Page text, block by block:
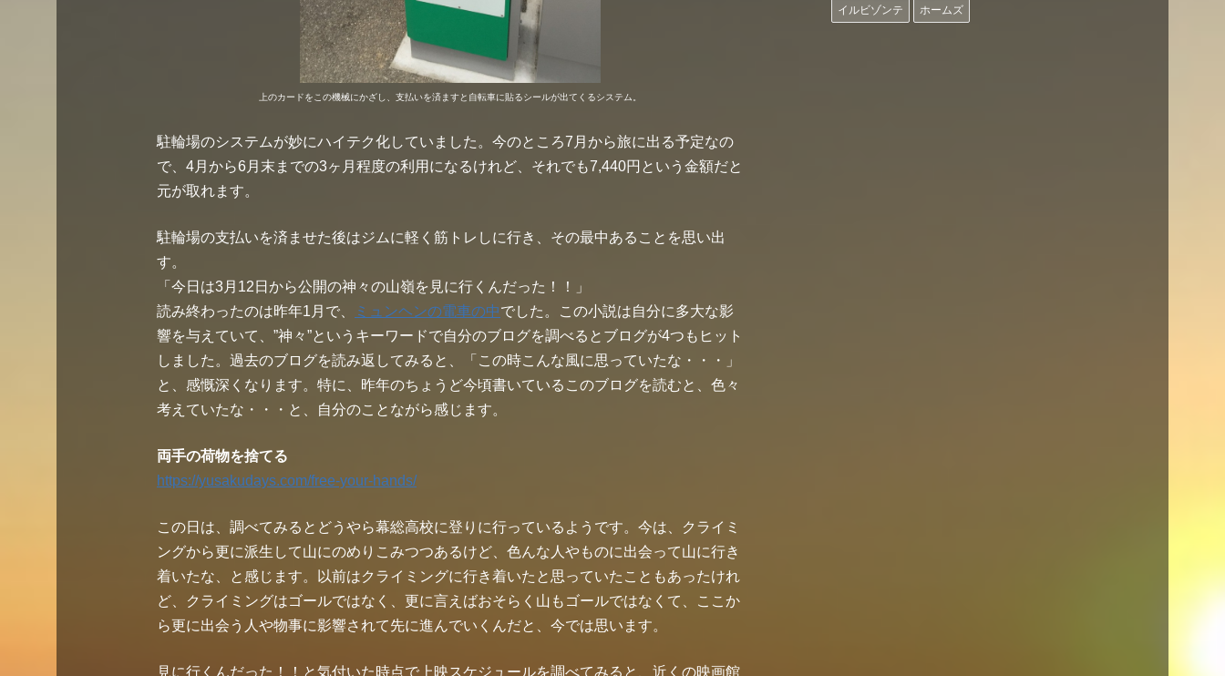
上のカードをこの機械にかざし、支払いを済ますと自転車に貼るシールが出てくるシステム。
駐輪場のシステムが妙にハイテク化していました。今のところ7月から旅に出る予定なの
で、4月から6月末までの3ヶ月程度の利用になるけれど、それでも7,440円という金額だと
元が取れます。
駐輪場の支払いを済ませた後はジムに軽く筋トレしに行き、その最中あることを思い出
す。
「今日は3月12日から公開の神々の山嶺を見に行くんだった！！」
読み終わったのは昨年1月で、
ミュンヘンの電車の中でした。この小説は自分に多大な影
響を与えていて、”神々”というキーワードで自分のブログを調べるとブログが4つもヒット
しました。過去のブログを読み返してみると、「この時こんな風に思っていたな・・・」
と、感慨深くなります。特に、昨年のちょうど今頃書いているこのブログを読むと、色々
考えていたな・・・と、自分のことながら感じます。
両手の荷物を捨てる
https://yusakudays.com/free-your-hands/
この日は、調べてみるとどうやら幕総高校に登りに行っているようです。今は、クライミ
ングから更に派生して山にのめりこみつつあるけど、色んな人やものに出会って山に行き
着いたな、と感じます。以前はクライミングに行き着いたと思っていたこともあったけれ
ど、クライミングはゴールではなく、更に言えばおそらく山もゴールではなくて、ここか
ら更に出会う人や物事に影響されて先に進んでいくんだと、今では思います。
見に行くんだった！！と気付いた時点で上映スケジュールを調べてみると、近くの映画館
イルビゾンテ ホームズ